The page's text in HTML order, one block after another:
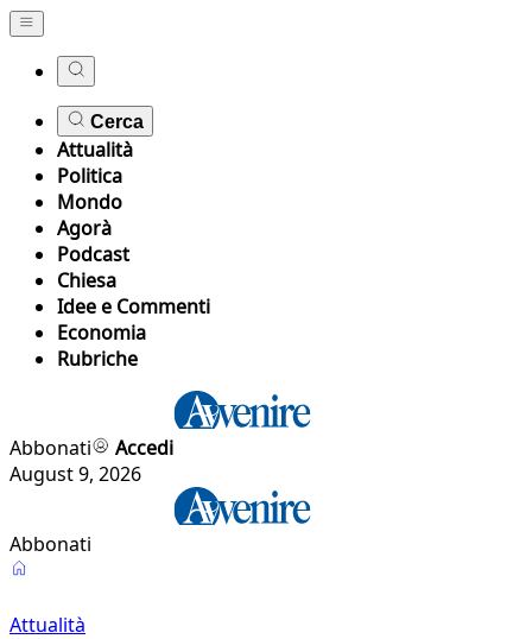
Cerca
Attualità
Politica
Mondo
Agorà
Podcast
Chiesa
Idee e Commenti
Economia
Rubriche
Abbonati
Accedi
August 9, 2026
Abbonati
Attualità